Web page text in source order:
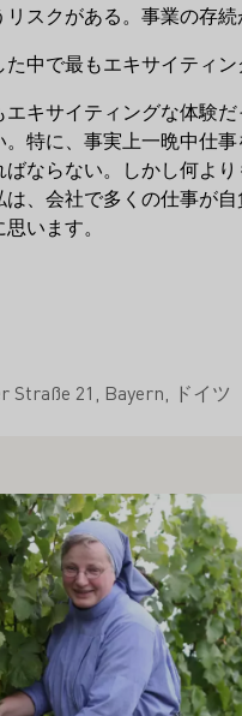
スクがある。事業の存
中で最もエキサイティン
キサイティングな体験
特に、事実上一晩中仕
ならない。しかし何よ
、会社で多くの仕事が
います。
Straße 21 Bayern ドイツ